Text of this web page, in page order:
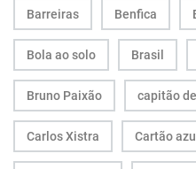
Barreiras Benfica
Bola ao solo Brasil
Bruno Paixão capitão
Carlos Xistra Cartão azul